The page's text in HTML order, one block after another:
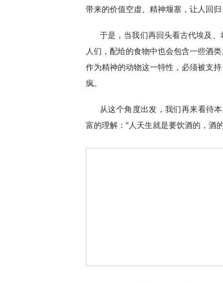
带来的价值空虚、精神堰塞，让人回归
于是，当我们再回头看古代埃及
人们，配给的食物中也会包含一些酒
作为精神的动物这一特性，必须被支
疯。
从这个角度出发，我们再来看待
富的理解：“人天生就是要饮酒的，酒